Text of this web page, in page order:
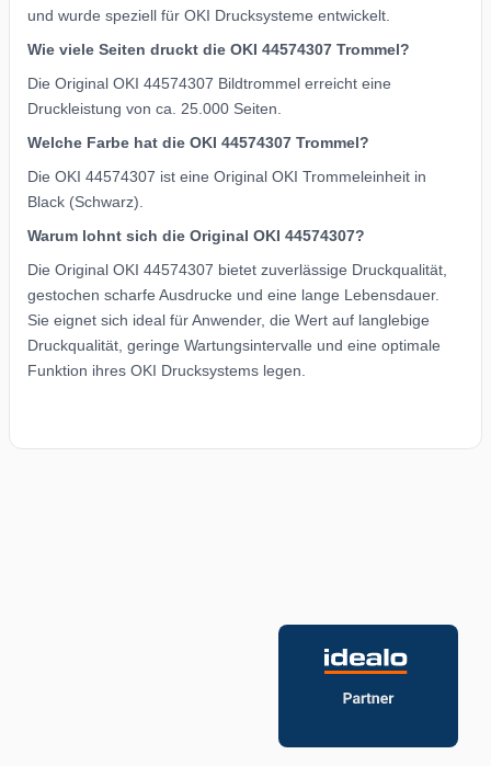
und wurde speziell für OKI Drucksysteme entwickelt.
Wie viele Seiten druckt die OKI 44574307 Trommel?
Die Original OKI 44574307 Bildtrommel erreicht eine
Druckleistung von ca. 25.000 Seiten.
Welche Farbe hat die OKI 44574307 Trommel?
Die OKI 44574307 ist eine Original OKI Trommeleinheit in
Black (Schwarz).
Warum lohnt sich die Original OKI 44574307?
Die Original OKI 44574307 bietet zuverlässige Druckqualität,
gestochen scharfe Ausdrucke und eine lange Lebensdauer.
Sie eignet sich ideal für Anwender, die Wert auf langlebige
Druckqualität, geringe Wartungsintervalle und eine optimale
Funktion ihres OKI Drucksystems legen.